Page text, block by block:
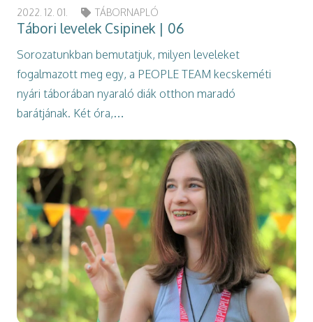
2022. 12. 01. TÁBORNAPLÓ
Tábori levelek Csipinek | 06
Sorozatunkban bemutatjuk, milyen leveleket
fogalmazott meg egy, a PEOPLE TEAM kecskeméti
nyári táborában nyaraló diák otthon maradó
barátjának. Két óra,…